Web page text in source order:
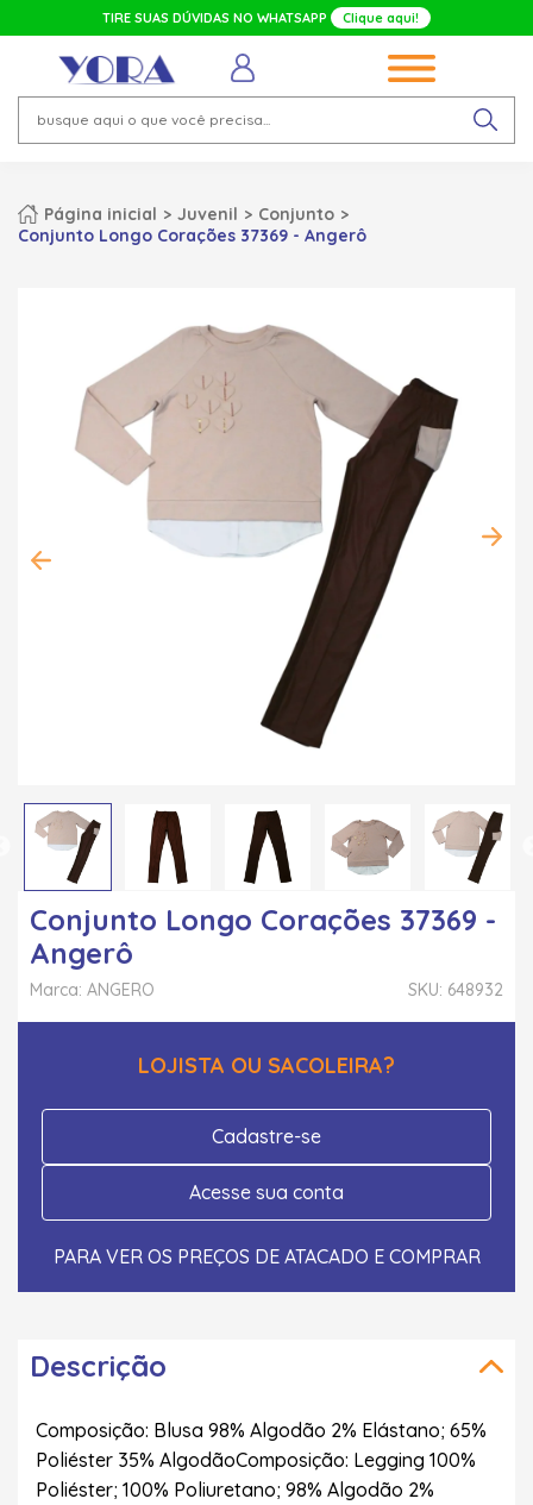
TIRE SUAS DÚVIDAS NO WHATSAPP Clique aqui!
Página inicial Juvenil
Conjunto
Conjunto Longo Corações 37369 - Angerô
Conjunto Longo Corações 37369 -
Angerô
SKU: 648932
Marca: ANGERO
LOJISTA OU SACOLEIRA?
Cadastre-se
Acesse sua conta
PARA VER OS PREÇOS DE ATACADO E COMPRAR
Descrição
Composição: Blusa 98% Algodão 2% Elástano; 65%
Poliéster 35% AlgodãoComposição: Legging 100%
Poliéster; 100% Poliuretano; 98% Algodão 2%